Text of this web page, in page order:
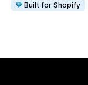
Built for Shopify